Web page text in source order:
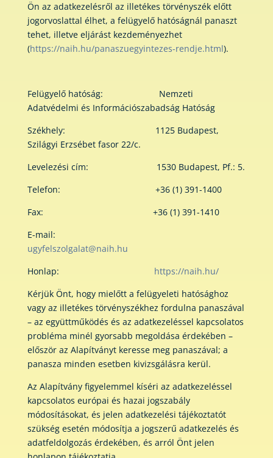
Ön az adatkezelésről az illetékes törvényszék előtt
jogorvoslattal élhet, a felügyelő hatóságnál panaszt
tehet, illetve eljárást kezdeményezhet
(https://naih.hu/panaszuegyintezes-rendje.html).
Felügyelő hatóság: Nemzeti
Adatvédelmi és Információszabadság Hatóság
Székhely: 1125 Budapest,
Szilágyi Erzsébet fasor 22/c.
Levelezési cím: 1530 Budapest, Pf.: 5.
Telefon: +36 (1) 391-1400
Fax: +36 (1) 391-1410
E-mail:
ugyfelszolgalat@naih.hu
Honlap: https://naih.hu/
Kérjük Önt, hogy mielőtt a felügyeleti hatósághoz
vagy az illetékes törvényszékhez fordulna panaszával
– az együttműködés és az adatkezeléssel kapcsolatos
probléma minél gyorsabb megoldása érdekében –
először az Alapítványt keresse meg panaszával; a
panasza minden esetben kivizsgálásra kerül.
Az Alapítvány figyelemmel kíséri az adatkezeléssel
kapcsolatos európai és hazai jogszabály
módosításokat, és jelen adatkezelési tájékoztatót
szükség esetén módosítja a jogszerű adatkezelés és
adatfeldolgozás érdekében, és arról Önt jelen